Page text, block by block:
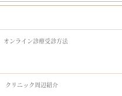
​オンライン診療受診方法
​クリニック周辺紹介